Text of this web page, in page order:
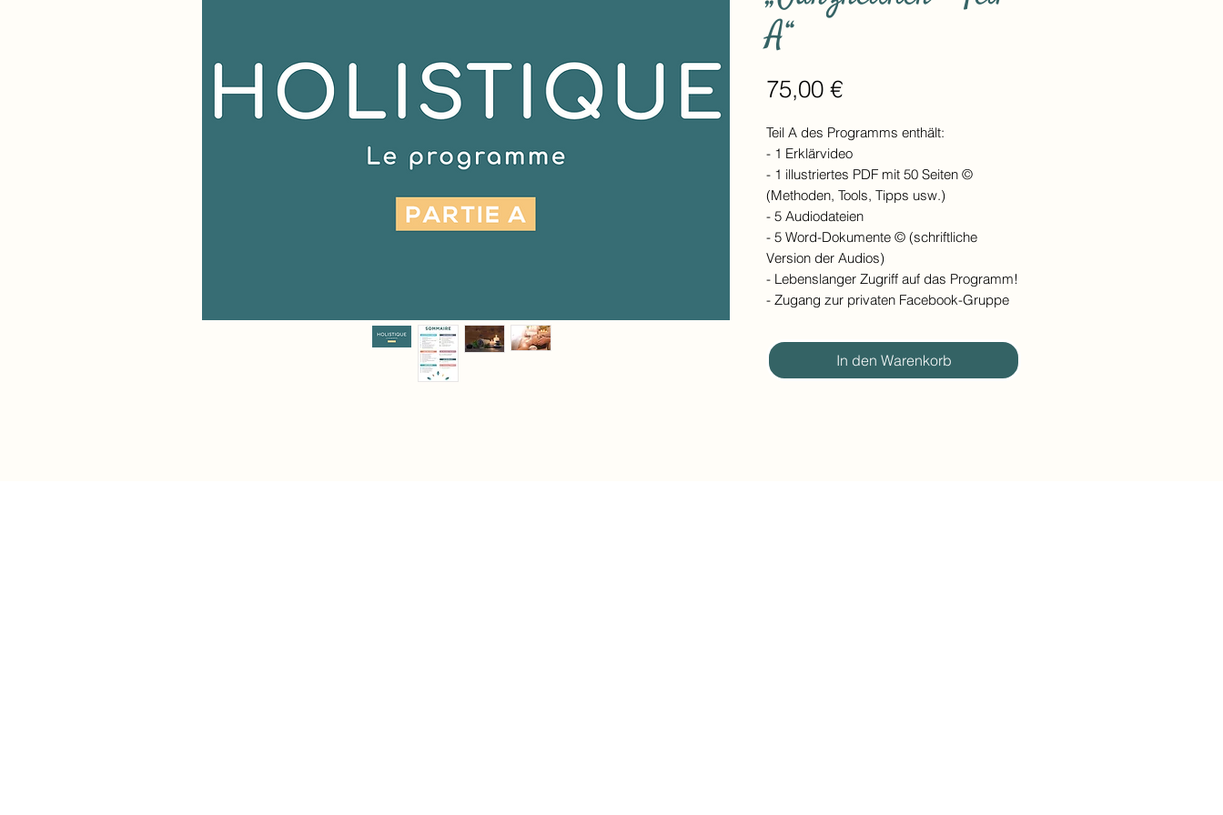
A“
75,00 €Preis
Teil A des Programms enthält:
- 1 Erklärvideo
- 1 illustriertes PDF mit 50 Seiten ©
(Methoden, Tools, Tipps usw.)
- 5 Audiodateien
- 5 Word-Dokumente © (schriftliche
Version der Audios)
- Lebenslanger Zugriff auf das Programm!
- Zugang zur privaten Facebook-Gruppe
In den Warenkorb